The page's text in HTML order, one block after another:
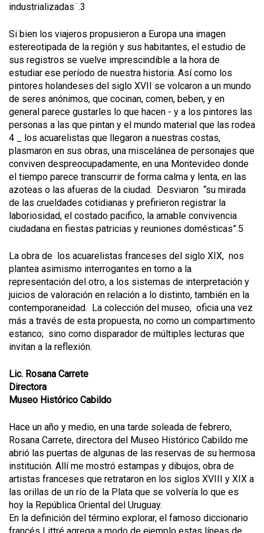
industrializadas¨.3
Si bien los viajeros propusieron a Europa una imagen
estereotipada de la región y sus habitantes, el estudio de
sus registros se vuelve imprescindible a la hora de
estudiar ese período de nuestra historia. Así como los
pintores holandeses del siglo XVII se volcaron a un mundo
de seres anónimos, que cocinan, comen, beben, y en
general parece gustarles lo que hacen - y a los pintores las
personas a las que pintan y el mundo material que las rodea
4 _ los acuarelistas que llegaron a nuestras costas,
plasmaron en sus obras, una miscelánea de personajes que
conviven despreocupadamente, en una Montevideo donde
el tiempo parece transcurrir de forma calma y lenta, en las
azoteas o las afueras de la ciudad. Desviaron “su mirada
de las crueldades cotidianas y prefirieron registrar la
laboriosidad, el costado pacifico, la amable convivencia
ciudadana en fiestas patricias y reuniones domésticas”.5
La obra de los acuarelistas franceses del siglo XIX, nos
plantea asimismo interrogantes en torno a la
representación del otro, a los sistemas de interpretación y
juicios de valoración en relación a lo distinto, también en la
contemporaneidad. La colección del museo, oficia una vez
más a través de esta propuesta, no como un compartimento
estanco; sino como disparador de múltiples lecturas que
invitan a la reflexión.
Lic. Rosana Carrete
Directora
Museo Histórico Cabildo
Hace un año y medio, en una tarde soleada de febrero,
Rosana Carrete, directora del Museo Histórico Cabildo me
abrió las puertas de algunas de las reservas de su hermosa
institución. Allí me mostró estampas y dibujos, obra de
artistas franceses que retrataron en los siglos XVIII y XIX a
las orillas de un río de la Plata que se volvería lo que es
hoy la República Oriental del Uruguay.
En la definición del término explorar, el famoso diccionario